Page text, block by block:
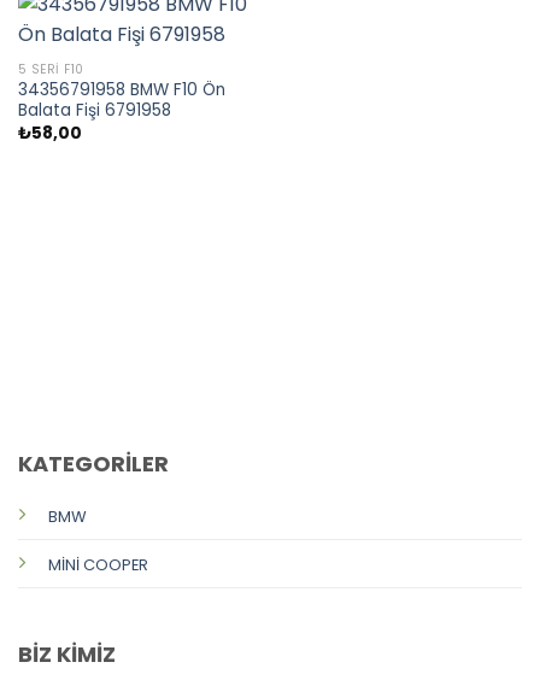
5 SERI F10
34356791958 BMW F10 Ön
Balata Fişi 6791958
₺58,00
KATEGORİLER
BMW
MİNİ COOPER
BİZ KİMİZ